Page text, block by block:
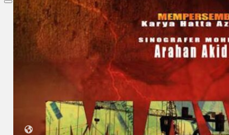
Koleksi Kami
Sejarah Lisan
Mengenai Kami
Hubungi Kami
BM